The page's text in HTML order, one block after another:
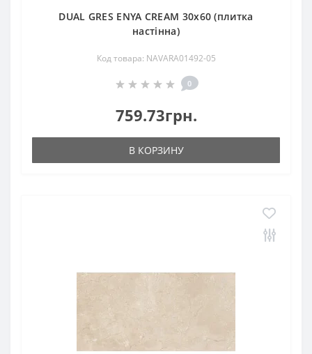
DUAL GRES ENYA CREAM 30x60 (плитка
настінна)
Код товара: NAVARA01492-05
0
759.73грн.
В КОРЗИНУ